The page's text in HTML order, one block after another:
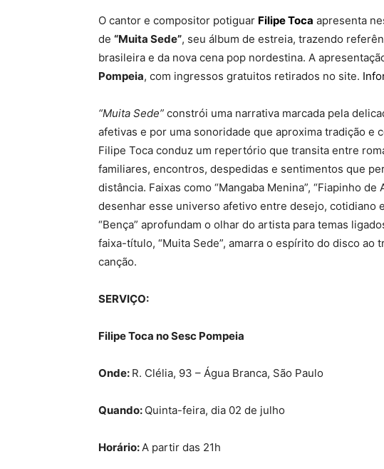
O cantor e compositor potiguar Filipe Toca apresenta
de “Muita Sede”, seu álbum de estreia, trazendo
brasileira e da nova cena pop nordestina. A
Pompeia, com ingressos gratuitos retirados no site.
“Muita Sede” constrói uma narrativa marcada pela
afetivas e por uma sonoridade que aproxima tradição e
Filipe Toca conduz um repertório que transita entre
familiares, encontros, despedidas e sentimentos que
distância. Faixas como “Mangaba Menina”, “Fiapinho de
desenhar esse universo afetivo entre desejo, cotidiano
“Bença” aprofundam o olhar do artista para temas
faixa-título, “Muita Sede”, amarra o espírito do disco ao
canção.
SERVIÇO:
Filipe Toca no Sesc Pompeia
Onde: R. Clélia, 93 – Água Branca, São Paulo
Quando: Quinta-feira, dia 02 de julho
Horário: A partir das 21h